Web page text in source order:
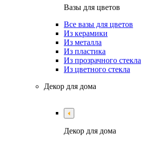
Вазы для цветов
Все вазы для цветов
Из керамики
Из металла
Из пластика
Из прозрачного стекла
Из цветного стекла
Декор для дома
Декор для дома